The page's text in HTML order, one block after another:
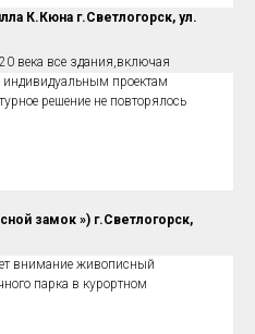
К.Кюна г.Светлогорск, ул.
века все здания,включая
проектам
решение не повторялось
замок ») г.Светлогорск,
внимание живописный
парка в курортном